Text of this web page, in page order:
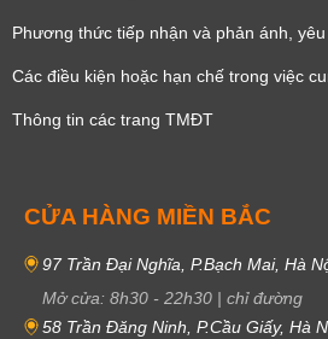
Phương thức tiếp nhận và phản ánh,
Các điều kiện hoặc hạn chế trong việc
Thông tin các trang TMĐT
CỬA HÀNG MIỀN BẮC
97 Trần Đại Nghĩa, P.Bạch Mai, Hà
Mở cửa: 8h30 - 22h30 | chỉ đường
58 Trần Đăng Ninh, P.Cầu Giấy, Hà